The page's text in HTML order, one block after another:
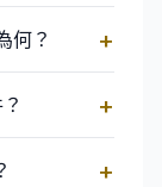
何？ +
+
+